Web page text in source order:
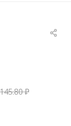
145.80₽